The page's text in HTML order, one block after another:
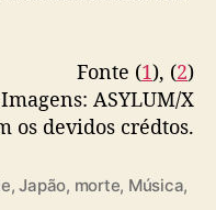
M
r
r
o
Fonte (1), (2)
Imagens: ASYLUM/X
os devidos crédtos.
,Japão, morte, Música,